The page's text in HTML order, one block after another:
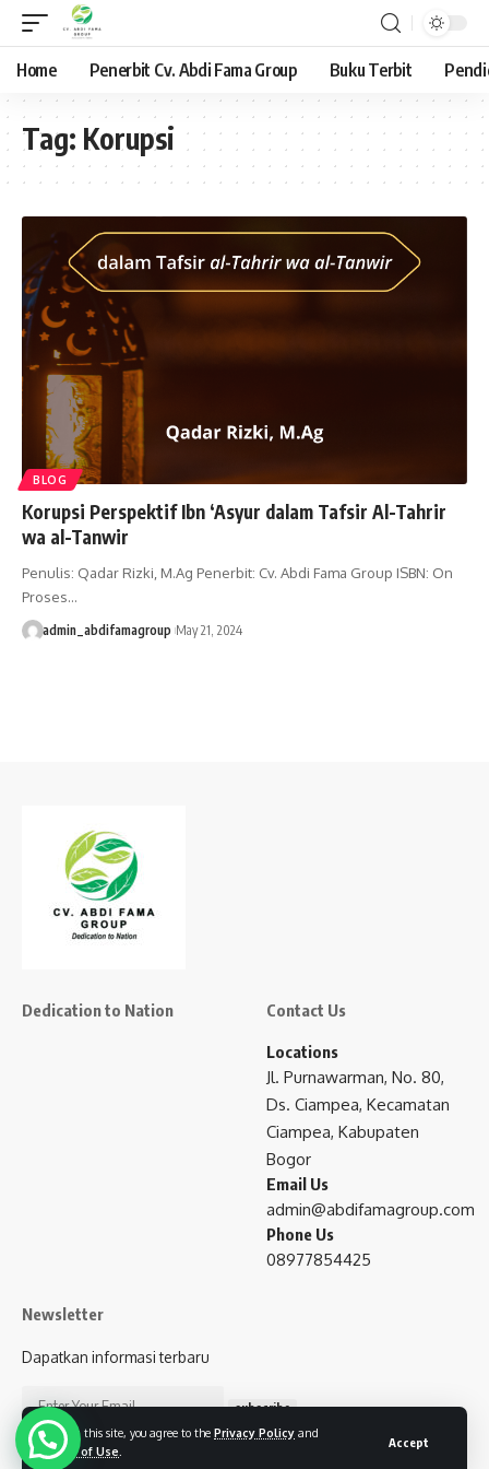
By using this site, you agree to the Privacy Policy and
Terms of Use
Accept
Home Penerbit Cv. Abdi Fama Group Buku Terbit
Tag: Korupsi
BLOG
Korupsi Perspektif Ibn ‘Asyur dalam Tafsir Al-Tahrir
wa al-Tanwir
Penulis: Qadar Rizki, M.Ag Penerbit: Cv. Abdi Fama Group ISBN: On
Proses…
admin_abdifamagroup May 21, 2024
Dedication to Nation Contact Us
Locations
Jl. Purnawarman, No. 80,
Ds. Ciampea, Kecamatan
Ciampea, Kabupaten
Bogor
Email Us
admin@abdifamagroup.com
Phone Us
08977854425
Newsletter
Dapatkan informasi terbaru
subscribe